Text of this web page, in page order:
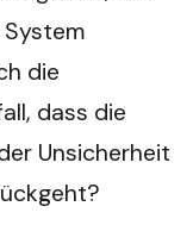
die
dass die
Unsicherheit